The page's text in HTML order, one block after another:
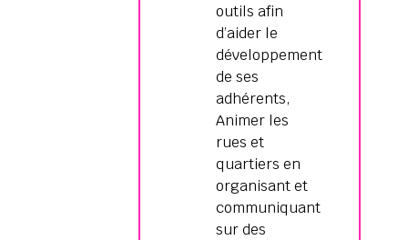
outils afin
d’aider le
développement
de ses
adhérents,
Animer les
rues et
quartiers en
organisant et
communiquant
sur des